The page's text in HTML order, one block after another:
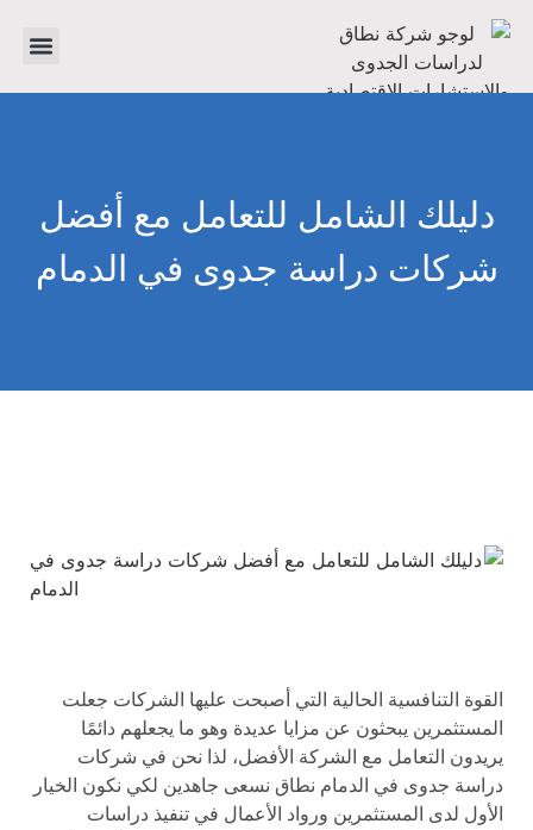
دليلك الشامل للتعامل مع أفضل
شركات دراسة جدوى في الدمام
القوة التنافسية الحالية التي أصبحت عليها الشركات جعلت
المستثمرين يبحثون عن مزايا عديدة وهو ما يجعلهم دائمًا
يريدون التعامل مع الشركة الأفضل، لذا نحن في شركات
دراسة جدوى في الدمام نطاق نسعى جاهدين لكي نكون الخيار
الأول لدى المستثمرين ورواد الأعمال في تنفيذ دراسات